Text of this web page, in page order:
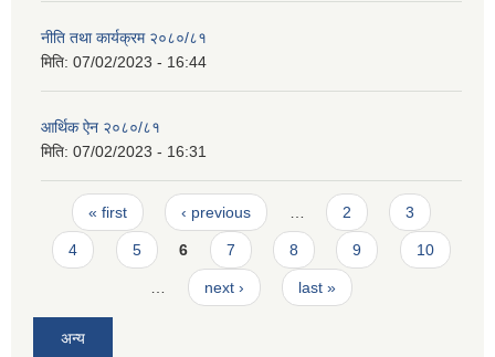
नीति तथा कार्यक्रम २०८०/८१
मिति: 07/02/2023 - 16:44
आर्थिक ऐन २०८०/८१
मिति: 07/02/2023 - 16:31
Pages
« first ‹ previous 2 3
4 5 6 7 8 9 10
next › last »
अन्य